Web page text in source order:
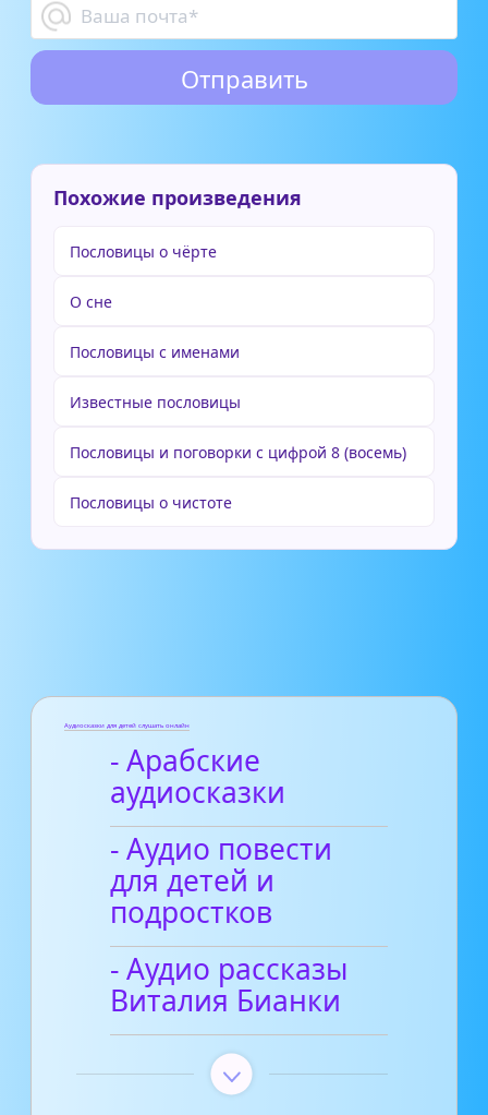
Похожие произведения
Пословицы о чёрте
О сне
Пословицы с именами
Известные пословицы
Пословицы и поговорки с цифрой 8 (восемь)
Пословицы о чистоте
Аудиосказки для детей слушать онлайн
- Арабские
аудиосказки
- Аудио повести
для детей и
подростков
- Аудио рассказы
Виталия Бианки